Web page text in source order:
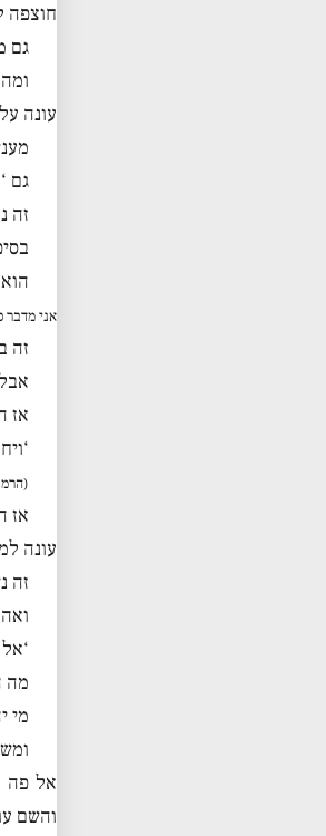
חוצפה
גם
עונה
גם
זה
אני מדבר
זה
אז
אז
עונה
זה
מה
מי
אל פה
והשם